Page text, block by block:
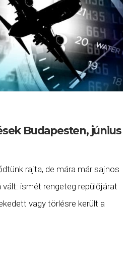
Budapesten, június
rajta, de mára már sajnos
ismét rengeteg repülőjárat
vagy törlésre került a